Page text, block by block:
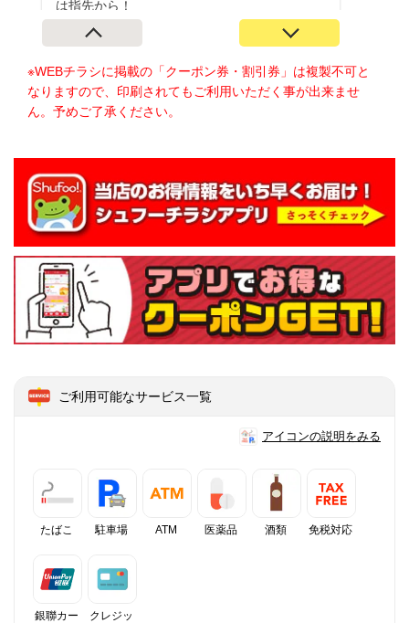
※WEBチラシに掲載の「クーポン券・割引券」は複製不可と
なりますので、印刷されてもご利用いただく事が出来ませ
ん。予めご了承ください。
ご利用可能なサービス一覧
アイコンの説明をみる
たばこ 駐車場 ATM 医薬品 酒類 免税対応
銀聯カー
クレジッ